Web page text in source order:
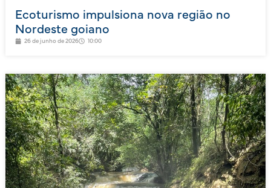
Ecoturismo impulsiona nova região no
Nordeste goiano
26 de junho de 2026 10:00